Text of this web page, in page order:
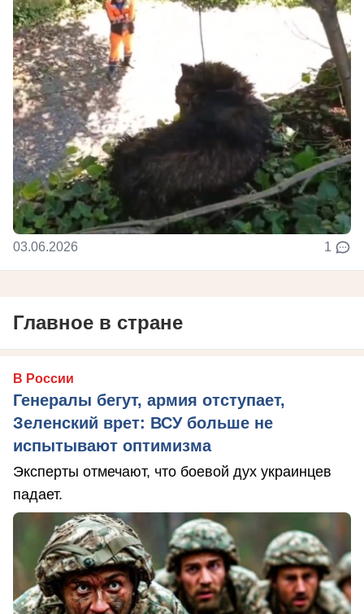
03.06.2026 1
Главное в стране
В России
Генералы бегут, армия отступает,
Зеленский врет: ВСУ больше не
испытывают оптимизма
Эксперты отмечают, что боевой дух украинцев
падает.